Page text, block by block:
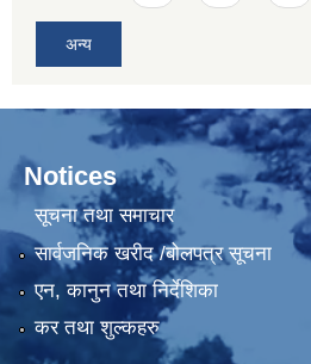
अन्य
Notices
सूचना तथा समाचार
सार्वजनिक खरीद /बोलपत्र सूचना
एन, कानुन तथा निर्देशिका
कर तथा शुल्कहरु